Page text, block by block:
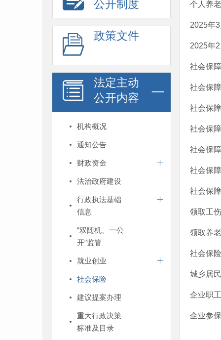
公开制度
政策文件
法定主动
公开内容
机构概况
通知公告
财政资金
法治政府建设
行政执法基础
信息
“双随机、一公
开”监管
就业创业
社会保险
建议提案办理
重大行政决策
标准及目录
个人养
2025年
2025年
社会保
社会保
社会保
社会保
社会保
社会保
社会保
领取工
领取养
社会保
城乡居
企业职
企业参